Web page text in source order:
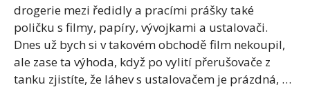
drogerie mezi ředidly a pracími prášky také
poličku s filmy, papíry, vývojkami a ustalovači.
Dnes už bych si v takovém obchodě film nekoupil,
ale zase ta výhoda, když po vylití přerušovače z
tanku zjistíte, že láhev s ustalovačem je prázdná, …